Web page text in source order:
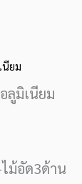
ลูมิเนียม
ม้อัด3ด้าน